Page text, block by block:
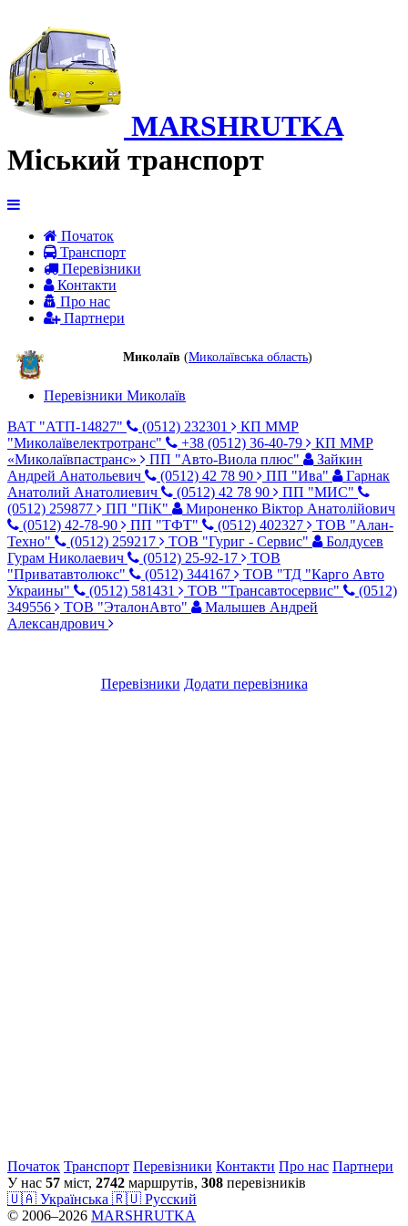
MARSHRUTKA
Міський транспорт
Початок
Транспорт
Перевiзники
Контакти
Про нас
Партнери
Миколаїв (Миколаївська область)
Перевізники Миколаїв
ВАТ "АТП-14827"
(0512) 232301
КП ММР
"Миколаївелектротранс"
+38 (0512) 36-40-79
КП ММР
«Миколаївпастранс»
ПП "Авто-Виола плюс"
Зайкин
Андрей Анатольевич
(0512) 42 78 90 ПП "Ива"
Гарнак
Анатолий Анатолиевич
(0512) 42 78 90
ПП "МИС"
(0512) 259877
ПП "ПіК"
Мироненко Віктор Анатолійович
(0512) 42-78-90
ПП "ТФТ" (0512) 402327
ТОВ "Алан-
Техно"
(0512) 259217 ТОВ "Гуриг - Сервис"
Болдусев
Гурам Николаевич
(0512) 25-92-17
ТОВ
"Приватавтолюкс"
(0512) 344167
ТОВ "ТД "Карго Авто
Украины"
(0512) 581431 ТОВ "Трансавтосервис"
(0512)
349556
ТОВ "ЭталонАвто"
Малышев Андрей
Александрович
Перевізники Додати перевізника
Початок Транспорт Перевiзники Контакти Про нас Партнери
У нас 57 міст, 2742 маршрутів, 308 перевізників
🇺🇦 Українська 🇷🇺 Русский
© 2006–2026 MARSHRUTKA